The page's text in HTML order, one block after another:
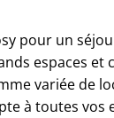
pour un
espaces et
variée de
à toutes vos